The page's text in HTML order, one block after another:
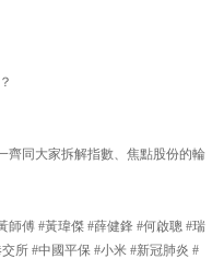
齊同大家拆解指數、焦點股份的輪
師傅 #黃瑋傑 #薛健鋒 #何啟聰 #瑞
所 #中國平保 #小米 #新冠肺炎 #